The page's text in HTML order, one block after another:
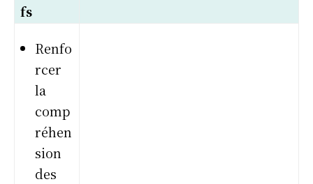
fs
Renfo
rcer
la
comp
réhen
sion
des